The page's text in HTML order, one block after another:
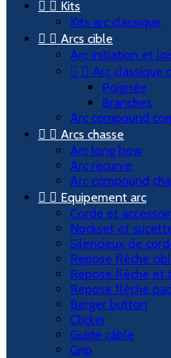
  Kits
Kits arc classique
  Arcs cible
Arc initiation et
  Arc classique
Poignée
Branches
Arc compound
  Arcs chasse
Arc long bow
Arc recurve
Arc compound
  Equipement arc
Corde et
Nockset et
Silencieux de
Repose flèche
Repose flèche et
Repose flèche
Berger button
Clicker
Guide câble
Grip